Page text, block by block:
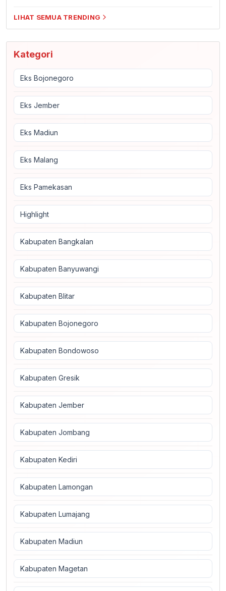
LIHAT SEMUA TRENDING
Kategori
Eks Bojonegoro
Eks Jember
Eks Madiun
Eks Malang
Eks Pamekasan
Highlight
Kabupaten Bangkalan
Kabupaten Banyuwangi
Kabupaten Blitar
Kabupaten Bojonegoro
Kabupaten Bondowoso
Kabupaten Gresik
Kabupaten Jember
Kabupaten Jombang
Kabupaten Kediri
Kabupaten Lamongan
Kabupaten Lumajang
Kabupaten Madiun
Kabupaten Magetan